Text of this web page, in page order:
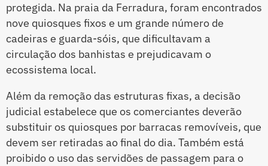
protegida. Na praia da Ferradura, foram encontrados
nove quiosques fixos e um grande número de
cadeiras e guarda-sóis, que dificultavam a
circulação dos banhistas e prejudicavam o
ecossistema local.
Além da remoção das estruturas fixas, a decisão
judicial estabelece que os comerciantes deverão
substituir os quiosques por barracas removíveis, que
devem ser retiradas ao final do dia. Também está
proibido o uso das servidões de passagem para o